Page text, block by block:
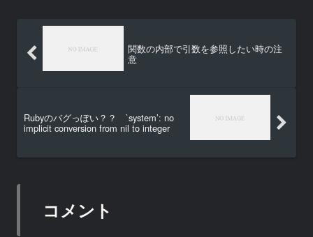
関数の内部で引数を参照したい時の注
意
Rubyのバグっぽい？？ `system’: no
implicit conversion from nil to integer
コメント